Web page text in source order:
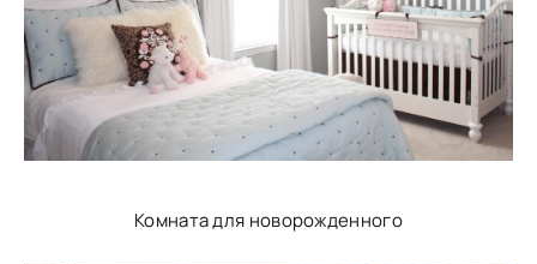
Комната для новорожденного